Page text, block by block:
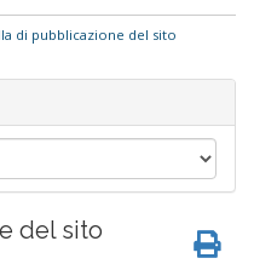
di pubblicazione del sito
del sito